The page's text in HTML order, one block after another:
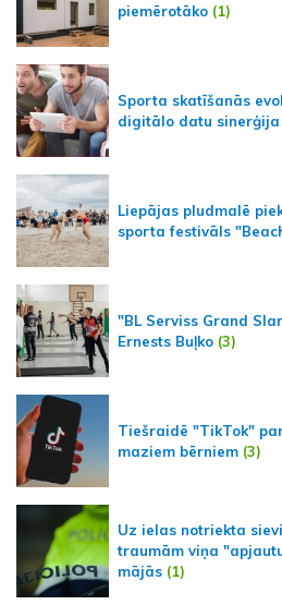
piemērotāko (1)
Sporta skatīšanās
digitālo datu sinerģija
Liepājas pludmalē
sporta festivāls
"BL Serviss Grand
Ernests Buļko (3)
Tiešraidē "TikTok"
maziem bērniem (3)
Uz ielas notriekta
traumām viņa
mājās (1)